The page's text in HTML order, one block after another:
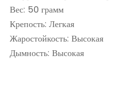
Вес: 50 грамм
Крепость: Легкая
Жаростойкость: Высокая
Дымность: Высокая